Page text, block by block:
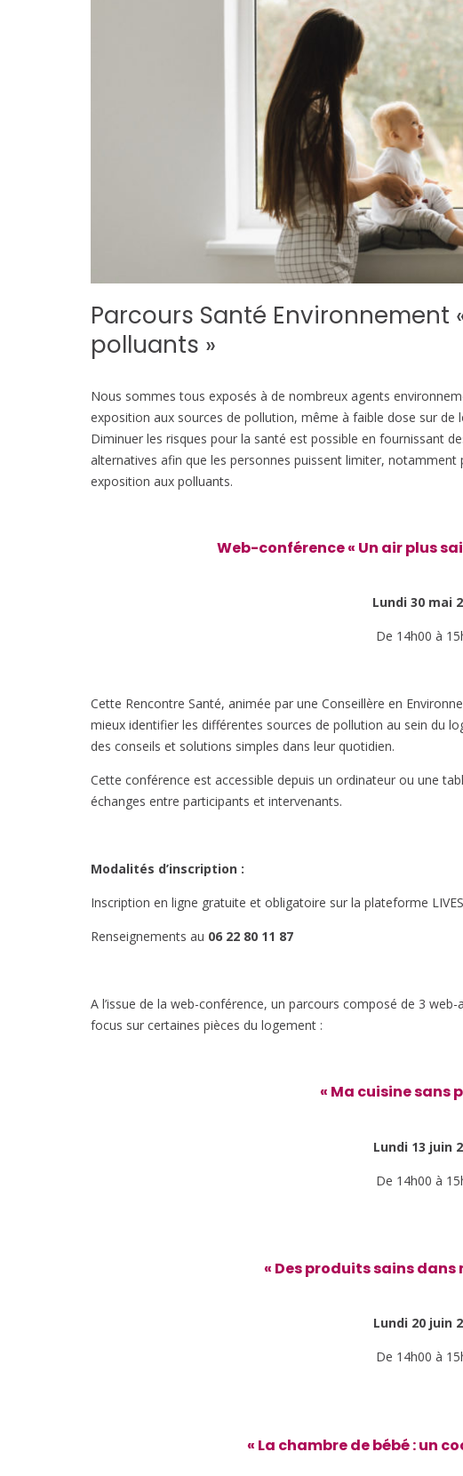
Parcours Santé Environnement
polluants »
Nous sommes tous exposés à de nombreux agents
exposition aux sources de pollution, même à faible dose sur de
Diminuer les risques pour la santé est possible en fournissant
alternatives afin que les personnes puissent limiter,
exposition aux polluants.
Web-conférence « Un air plus
Lundi 30 mai
De 14h00 à
Cette Rencontre Santé, animée par une Conseillère en
mieux identifier les différentes sources de pollution au sein du
des conseils et solutions simples dans leur quotidien.
Cette conférence est accessible depuis un ordinateur ou une
échanges entre participants et intervenants.
Modalités d’inscription :
Inscription en ligne gratuite et obligatoire sur la plateforme
Renseignements au 06 22 80 11 87
A l’issue de la web-conférence, un parcours composé de 3
focus sur certaines pièces du logement :
« Ma cuisine sans
Lundi 13 juin
De 14h00 à
« Des produits sains dans
Lundi 20 juin
De 14h00 à
« La chambre de bébé : un